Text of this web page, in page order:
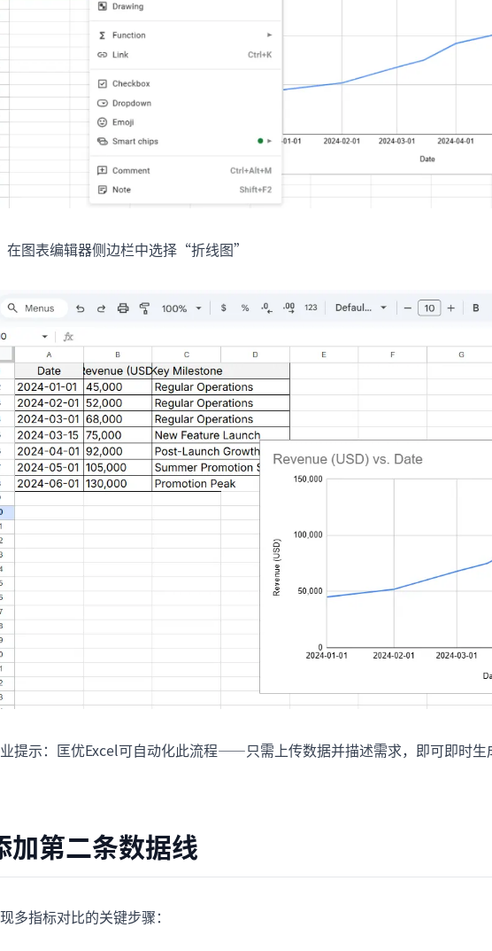
在图表编辑器侧边栏中选择“折线图”
提示：匡优Excel可自动化此流程——只需上传数据并描述需求，即可即时生
加第二条数据线
多指标对比的关键步骤：